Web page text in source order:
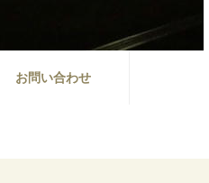
お問い合わせ